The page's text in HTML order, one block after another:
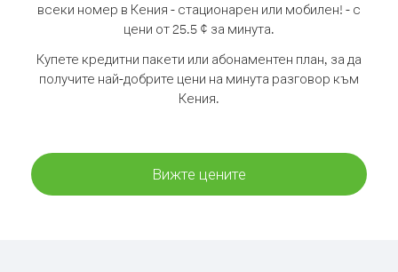
всеки номер в Кения - стационарен или мобилен! - с
цени от 25.5 ¢ за минута.
Купете кредитни пакети или абонаментен план, за да
получите най-добрите цени на минута разговор към
Кения.
Вижте цените